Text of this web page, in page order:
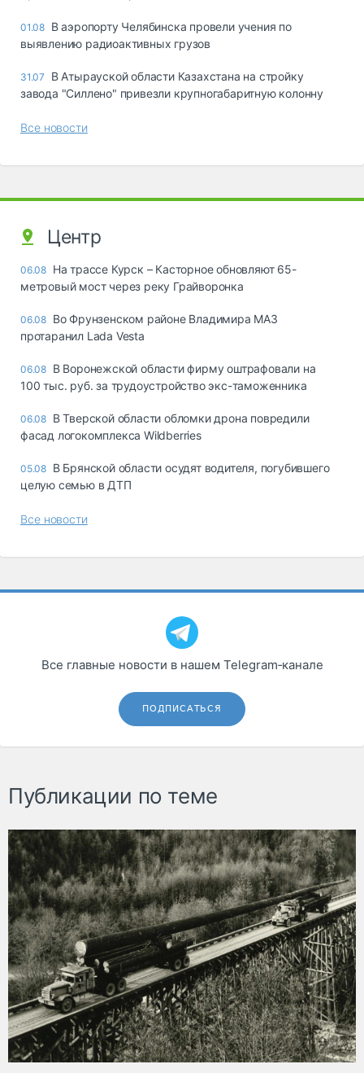
01.08 В аэропорту Челябинска провели учения по
выявлению радиоактивных грузов
31.07
В Атырауской области Казахстана на стройку
завода "Силлено" привезли крупногабаритную колонну
Все новости
Центр
06.08 На трассе Курск – Касторное обновляют 65-
метровый мост через реку Грайворонка
06.08 Во Фрунзенском районе Владимира МАЗ
протаранил Lada Vesta
06.08 В Воронежской области фирму оштрафовали на
100 тыс. руб. за трудоустройство экс-таможенника
06.08 В Тверской области обломки дрона повредили
фасад логокомплекса Wildberries
05.08 В Брянской области осудят водителя, погубившего
целую семью в ДТП
Все новости
Все главные новости в нашем Telegram‑канале
ПОДПИСАТЬСЯ
Публикации по теме